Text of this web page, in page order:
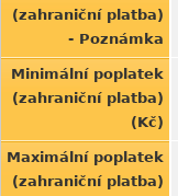
(zahraniční platba)
- Poznámka
Minimální poplatek
(zahraniční platba)
(Kč)
Maximální poplatek
(zahraniční platba)